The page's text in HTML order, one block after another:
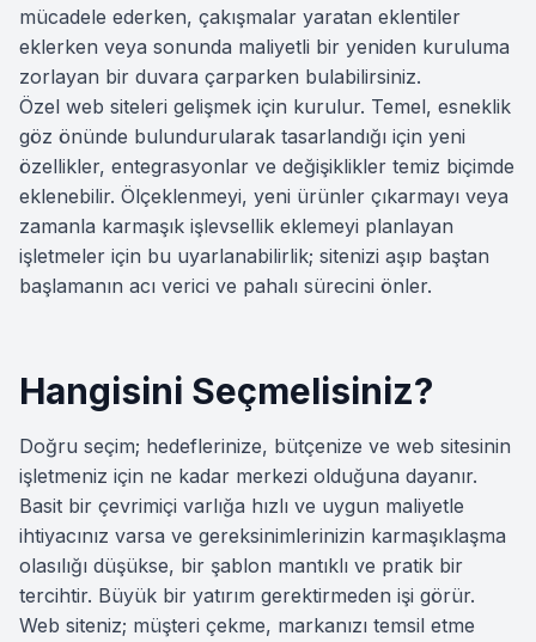
mücadele ederken, çakışmalar yaratan eklentiler
eklerken veya sonunda maliyetli bir yeniden kuruluma
zorlayan bir duvara çarparken bulabilirsiniz.
Özel web siteleri gelişmek için kurulur. Temel, esneklik
göz önünde bulundurularak tasarlandığı için yeni
özellikler, entegrasyonlar ve değişiklikler temiz biçimde
eklenebilir. Ölçeklenmeyi, yeni ürünler çıkarmayı veya
zamanla karmaşık işlevsellik eklemeyi planlayan
işletmeler için bu uyarlanabilirlik; sitenizi aşıp baştan
başlamanın acı verici ve pahalı sürecini önler.
Hangisini Seçmelisiniz?
Doğru seçim; hedeflerinize, bütçenize ve web sitesinin
işletmeniz için ne kadar merkezi olduğuna dayanır.
Basit bir çevrimiçi varlığa hızlı ve uygun maliyetle
ihtiyacınız varsa ve gereksinimlerinizin karmaşıklaşma
olasılığı düşükse, bir şablon mantıklı ve pratik bir
tercihtir. Büyük bir yatırım gerektirmeden işi görür.
Web siteniz; müşteri çekme, markanızı temsil etme